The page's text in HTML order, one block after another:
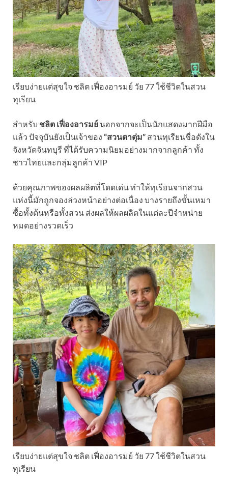
เรียบง่ายแต่สุขใจ ชลิต เฟื่องอารมย์ วัย 77 ใช้ชีวิตในสวน
ทุเรียน
สำหรับ ชลิต เฟื่องอารมย์ นอกจากจะเป็นนักแสดงมากฝีมือ
แล้ว ปัจจุบันยังเป็นเจ้าของ “สวนตาตุ่ม” สวนทุเรียนชื่อดังใน
จังหวัดจันทบุรี ที่ได้รับความนิยมอย่างมากจากลูกค้า ทั้ง
ชาวไทยและกลุ่มลูกค้า VIP
ด้วยคุณภาพของผลผลิตที่โดดเด่น ทำให้ทุเรียนจากสวน
แห่งนี้มักถูกจองล่วงหน้าอย่างต่อเนื่อง บางรายถึงขั้นเหมา
ซื้อทั้งต้นหรือทั้งสวน ส่งผลให้ผลผลิตในแต่ละปีจำหน่าย
หมดอย่างรวดเร็ว
เรียบง่ายแต่สุขใจ ชลิต เฟื่องอารมย์ วัย 77 ใช้ชีวิตในสวน
ทุเรียน